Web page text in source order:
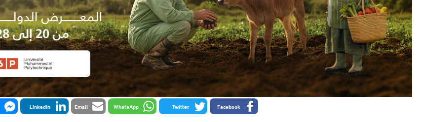
Facebook
Twitter
WhatsApp
Email
LinkedIn